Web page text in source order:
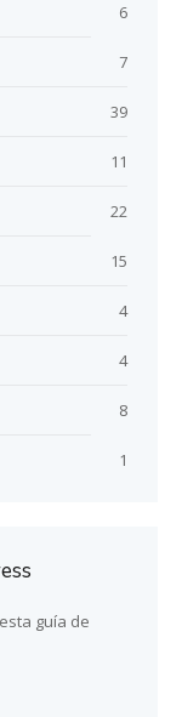
6
7
39
11
22
15
4
4
8
1
guía de